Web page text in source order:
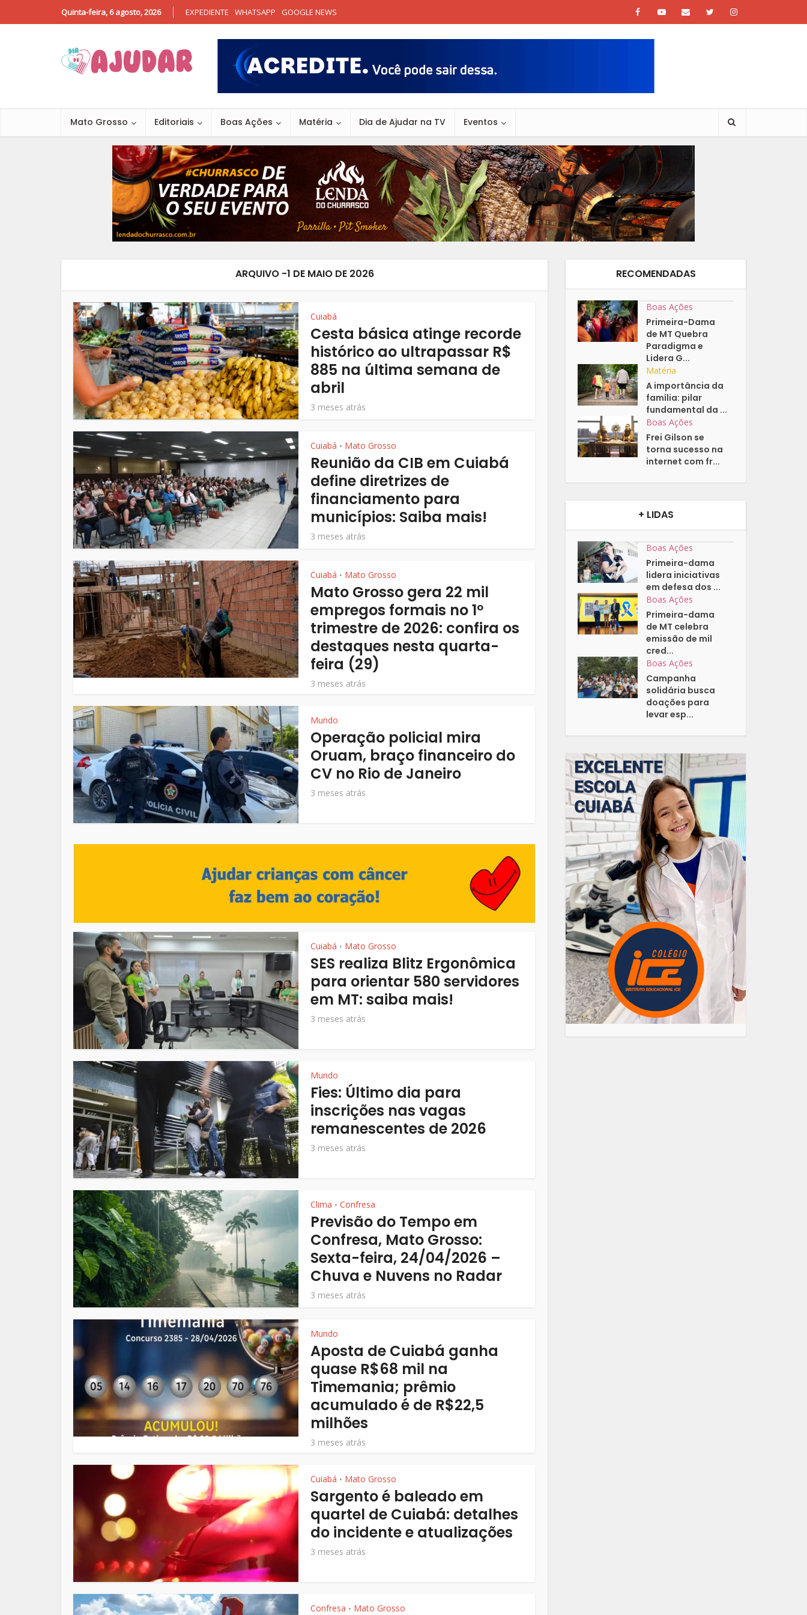
Quinta-feira, 6 agosto, 2026 EXPEDIENTE WHATSAPP GOOGLE NEWS
Mato Grosso Editoriais Boas Ações Matéria Dia de Ajudar na TV Eventos
ARQUIVO -1 DE MAIO DE 2026
Cuiabá
Cesta básica atinge recorde
histórico ao ultrapassar R$
885 na última semana de
abril
3 meses atrás
Cuiabá • Mato Grosso
Reunião da CIB em Cuiabá
define diretrizes de
financiamento para
municípios: Saiba mais!
3 meses atrás
Cuiabá • Mato Grosso
Mato Grosso gera 22 mil
empregos formais no 1º
trimestre de 2026: confira os
destaques nesta quarta-
feira (29)
3 meses atrás
Mundo
Operação policial mira
Oruam, braço financeiro do
CV no Rio de Janeiro
3 meses atrás
Cuiabá • Mato Grosso
SES realiza Blitz Ergonômica
para orientar 580 servidores
em MT: saiba mais!
3 meses atrás
Mundo
Fies: Último dia para
inscrições nas vagas
remanescentes de 2026
3 meses atrás
Clima • Confresa
Previsão do Tempo em
Confresa, Mato Grosso:
Sexta-feira, 24/04/2026 –
Chuva e Nuvens no Radar
3 meses atrás
Mundo
Aposta de Cuiabá ganha
quase R$68 mil na
Timemania; prêmio
acumulado é de R$22,5
milhões
3 meses atrás
Cuiabá • Mato Grosso
Sargento é baleado em
quartel de Cuiabá: detalhes
do incidente e atualizações
3 meses atrás
Confresa • Mato Grosso
RECOMENDADAS
Boas Ações
Primeira-Dama
de MT Quebra
Paradigma e
Lidera G...
Matéria
A importância da
família: pilar
fundamental da ...
Boas Ações
Frei Gilson se
torna sucesso na
internet com fr...
+ LIDAS
Boas Ações
Primeira-dama
lidera iniciativas
em defesa dos ...
Boas Ações
Primeira-dama
de MT celebra
emissão de mil
cred...
Boas Ações
Campanha
solidária busca
doações para
levar esp...